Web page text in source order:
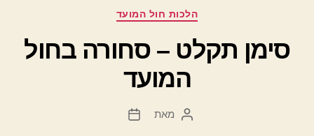
קטגוריות
הלכות חול המועד
סימן תקלט – סחורה בחול
המועד
המחבר
מאת
תאריך